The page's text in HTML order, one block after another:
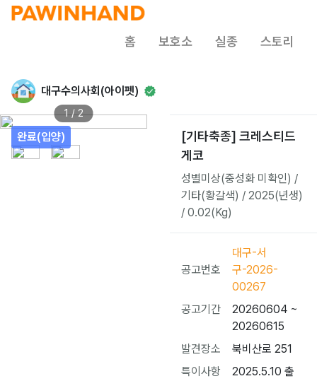
홈 보호소 실종 스토리
대구수의사회(아이펫)
완료(입양)
1 / 2
[기타축종] 크레스티드
게코
성별미상(중성화 미확인) /
기타(황갈색) / 2025(년생)
/ 0.02(Kg)
공고번호
대구-서
구-2026-
00267
공고기간
20260604 ~
20260615
발견장소
북비산로 251
특이사항
2025.5.10 출